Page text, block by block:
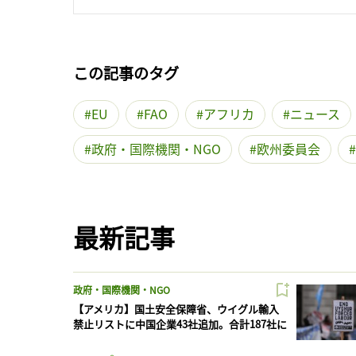
この記事のタグ
EU FAO アフリカ
ニュース
政府・国際機関・NGO
欧州委員会
最新記事
政府・国際機関・NGO
【アメリカ】国土安全保障省、ウイグル輸入
禁止リストに中国企業43社追加。合計187社に